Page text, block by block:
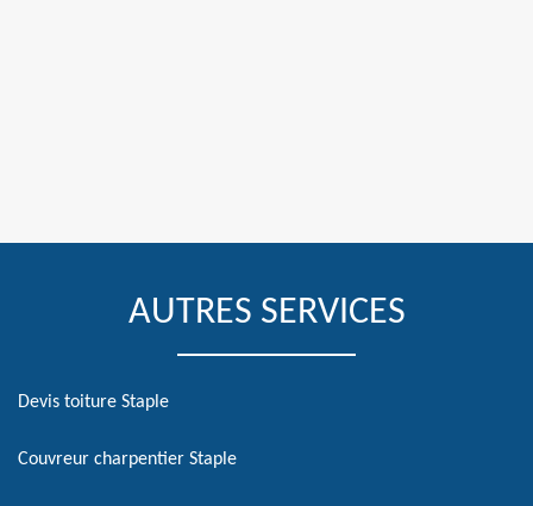
AUTRES SERVICES
Devis toiture Staple
Couvreur charpentier Staple